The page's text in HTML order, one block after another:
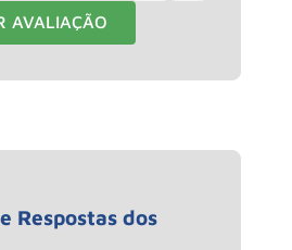
AVALIAÇÃO
Respostas dos